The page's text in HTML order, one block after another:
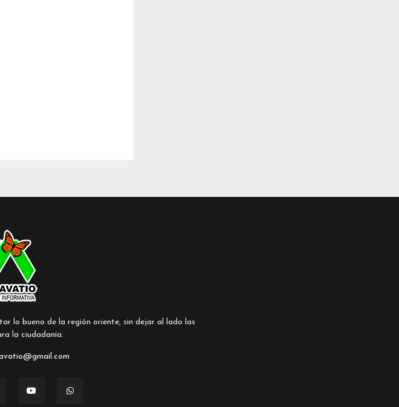
lo bueno de la región oriente, sin dejar al lado las
la ciudadanía.